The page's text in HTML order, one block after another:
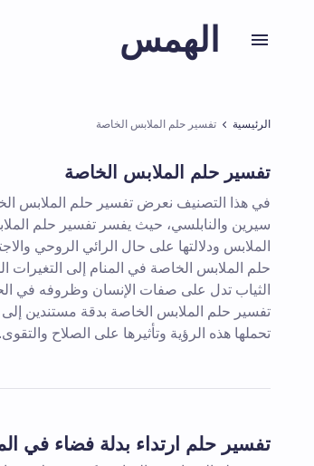
الهمس
الرئيسية تفسير حلم الملابس الخاصة
تفسير حلم الملابس الخاصة
في هذا التصنيف نعرض تفسير حلم الملابس
سيرين والنابلسي، حيث يفسر تفسير حلم
الملابس ودلالتها على حال الرائي الروحي
حلم الملابس الخاصة في المنام إلى التغيرات
الثياب تدل على صفات الإنسان وظروفه في
تفسير حلم الملابس الخاصة بدقة مستندين إلى
تحملها هذه الرؤية وتأثيرها على الصلاح والتقوى.
تفسير حلم ارتداء بدلة فضاء في